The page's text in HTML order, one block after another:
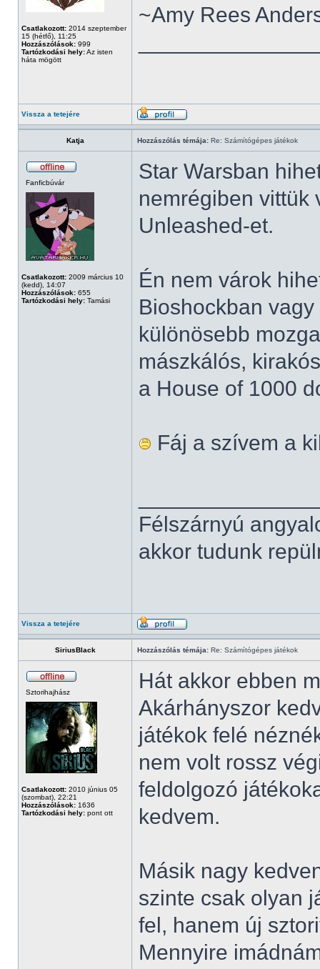
Csatlakozott: 2014 szeptember
15 (hétfő), 11:25
Hozzászólások: 999
Tartózkodási hely:Az isten
háta mögött
~Amy Rees
Vissza a tetejére
Katja Hozzászólás témája: Re: Számítógépes játékok
Fanficbúvár
Csatlakozott: 2009 március 10
(kedd), 14:07
Hozzászólások: 655
Tartózkodási hely: Tamási
Star Warsban
nemrégiben vittük
Unleashed-et.
Én nem várok
Bioshockban
különösebb
mászkálós,
a House of 1000
Fáj a szívem a
Félszárnyú
akkor tudunk
Vissza a tetejére
SiriusBlack Hozzászólás témája: Re: Számítógépes játékok
Sztorihajhász
Csatlakozott: 2010 június 05
(szombat), 22:21
Hozzászólások: 1636
Tartózkodási hely: pont ott
Hát akkor ebben
Akárhányszor
játékok felé
nem volt rossz
feldolgozó
kedvem.
Másik nagy
szinte csak olyan
fel, hanem új
Mennyire